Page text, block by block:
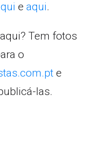
e aqui.
Tem fotos
o
e
las.